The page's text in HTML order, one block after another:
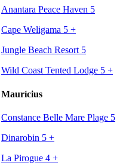
Anantara Peace Haven 5
Cape Weligama 5 +
Jungle Beach Resort 5
Wild Coast Tented Lodge 5 +
Maurícius
Constance Belle Mare Plage 5
Dinarobin 5 +
La Pirogue 4 +